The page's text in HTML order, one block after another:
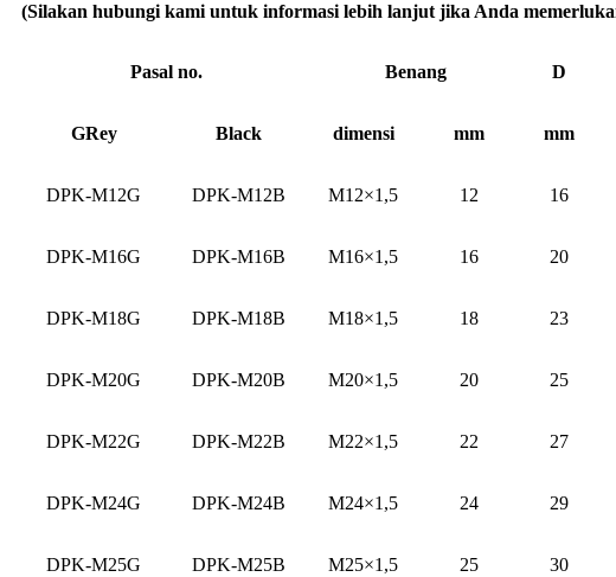
(Silakan hubungi kami untuk informasi lebih lanjut jika Anda
Pasal no. Benang D
GRey Black dimensi mm mm
DPK-M12G DPK-M12B M12×1,5 12 16
DPK-M16G DPK-M16B M16×1,5 16 20
DPK-M18G DPK-M18B M18×1,5 18 23
DPK-M20G DPK-M20B M20×1,5 20 25
DPK-M22G DPK-M22B M22×1,5 22 27
DPK-M24G DPK-M24B M24×1,5 24 29
DPK-M25G DPK-M25B M25×1,5 25 30